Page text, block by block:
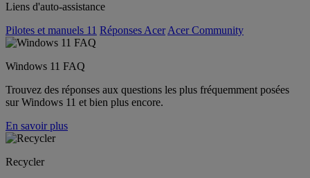
Liens d'auto-assistance
Pilotes et manuels 11 Réponses Acer Acer Community
Windows 11 FAQ
Trouvez des réponses aux questions les plus fréquemment posées
sur Windows 11 et bien plus encore.
En savoir plus
Recycler